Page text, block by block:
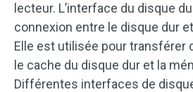
lecteur. L’interface du disque
connexion entre le disque dur
Elle est utilisée pour transférer
le cache du disque dur et la
Différentes interfaces de